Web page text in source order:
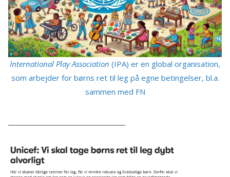
International Play Association (IPA) er en global organisation,
som arbejder for børns ret til leg på egne betingelser, bl.a.
sammen med FN